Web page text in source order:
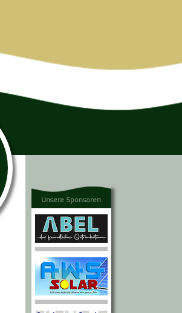
Unsere Sponsoren